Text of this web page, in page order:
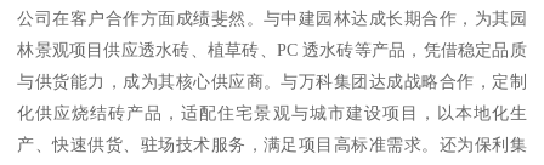
公司在客户合作方面成绩斐然。与中建园林达成长期合作，为其园
林景观项目供应透水砖、植草砖、PC 透水砖等产品，凭借稳定品质
与供货能力，成为其核心供应商。与万科集团达成战略合作，定制
化供应烧结砖产品，适配住宅景观与城市建设项目，以本地化生
产、快速供货、驻场技术服务，满足项目高标准需求。还为保利集